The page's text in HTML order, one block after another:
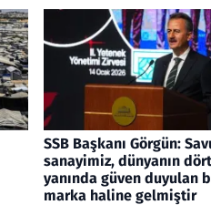
SSB Başkanı Görgün:
sanayimiz, dünyanın
yanında güven duyulan
marka haline gelmiştir